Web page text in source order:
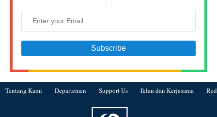
Tentang Kami Departemen Support Us Iklan dan Kerjasama